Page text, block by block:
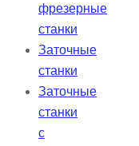
фрезерные
станки
Заточные
станки
Заточные
станки
с